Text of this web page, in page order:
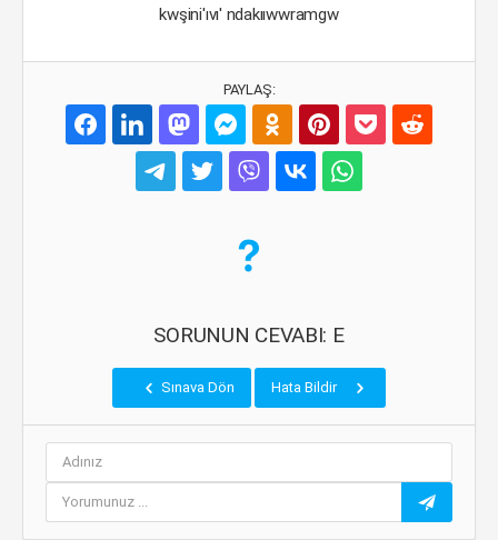
kwşini'ıvı' ndakııwwramgw
PAYLAŞ:
SORUNUN CEVABI: E
Sınava Dön Hata Bildir